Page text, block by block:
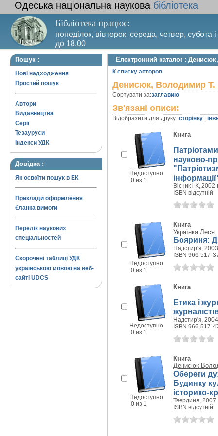
Одеська національна наукова бібліотека
Бібліотека працює:
понеділок, вівторок, середа, четвер, субота
до 18.00
Вихідний день – п’ятниця. Останній четвер
Пошук :
Нові надходження
Простий пошук
Автори
Видавництва
Серії
Тезауруси
Індекси УДК
Довідка :
Як освоїти пошук в ЕК
Приклади оформлення
бланка вимоги
Перелік наукових
спеціальностей
Скорочені таблиці УДК
українською мовою на веб-
сайті UDCS
Електронний каталог :
К списку авторов
Денисюк, Володимир Т.
Сортувати за:заглавию
Зв'язані описи:
Відобразити для друку: сторінку
Недоступно
0 из 1
Книга
науково-
Вісник і К, 2002
ISBN відсутній
Недоступно
0 из 1
Книга
Українка Леся
Бояриня:
Надстир'я, 2003
ISBN 966-517-
Недоступно
0 из 1
Книга
Етика і
Надстир'я, 2004
ISBN 966-517-
Недоступно
0 из 1
Книга
Денисюк
Обереги
Будинку
історико-
Твердиня, 2007
ISBN відсутній